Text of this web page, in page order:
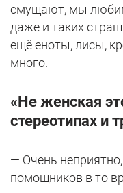
смущают, мы
даже и таких
ещё еноты, лисы,
много.
«Не женская
стереотипах и
— Очень
помощников в то